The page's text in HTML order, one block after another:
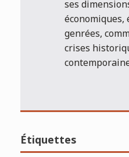
ses
genrées,
crises
Étiquettes